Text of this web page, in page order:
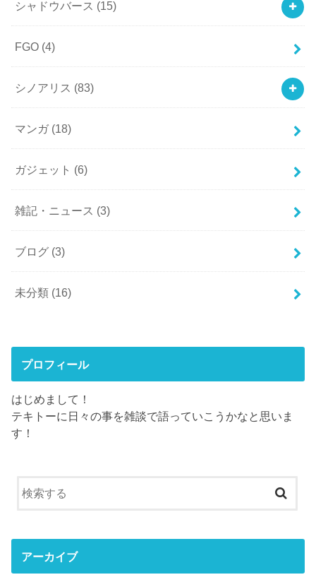
シャドウバース (15)
FGO (4)
シノアリス (83)
マンガ (18)
ガジェット (6)
雑記・ニュース (3)
ブログ (3)
未分類 (16)
プロフィール
はじめまして！
テキトーに日々の事を雑談で語っていこうかなと思いま
す！
アーカイブ